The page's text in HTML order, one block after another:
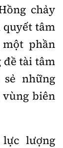
chảy
quyết tâm
phần
đề tài tâm
những
biên
lượng